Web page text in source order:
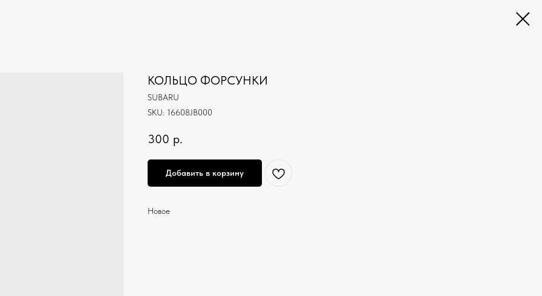
КОЛЬЦО ФОРСУНКИ
SUBARU
SKU: 16608JB000
300 р.
Добавить в корзину
Новое